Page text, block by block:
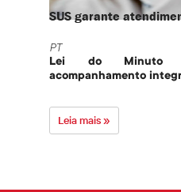
SUS garante
PT
Lei do Minuto
acompanhamento
Leia mais »